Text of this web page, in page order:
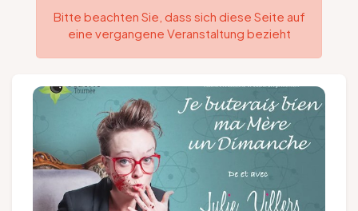
Agenda
Folgen Sie uns
Presse
Gruppen und Reiseveranstalter
Bitte beachten Sie, dass sich diese Seite auf
eine vergangene Veranstaltung bezieht